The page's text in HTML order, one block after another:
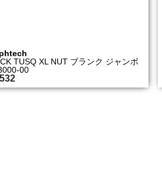
TUSQ XL NUT ブランク ジャンボ
00